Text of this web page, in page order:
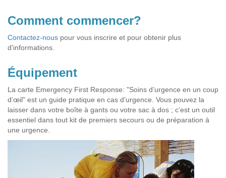
Comment commencer?
Contactez-nous pour vous inscrire et pour obtenir plus
d'informations.
Équipement
La carte Emergency First Response: "Soins d’urgence en un coup
d’œil" est un guide pratique en cas d’urgence. Vous pouvez la
laisser dans votre boîte à gants ou votre sac à dos ; c’est un outil
essentiel dans tout kit de premiers secours ou de préparation à
une urgence.